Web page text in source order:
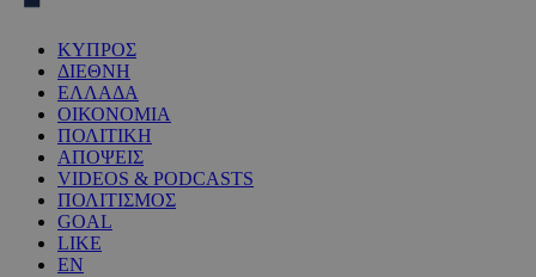
ΚΥΠΡΟΣ
ΔΙΕΘΝΗ
ΕΛΛΑΔΑ
ΟΙΚΟΝΟΜΙΑ
ΠΟΛΙΤΙΚΗ
ΑΠΟΨΕΙΣ
VIDEOS & PODCASTS
ΠΟΛΙΤΙΣΜΟΣ
GOAL
LIKE
EN